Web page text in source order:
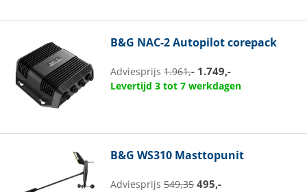
B&G NAC-2 Autopilot corepack
Adviesprijs1.961,- 1.749,-
Levertijd 3 tot 7 werkdagen
B&G WS310 Masttopunit
Adviesprijs549,35 495,-